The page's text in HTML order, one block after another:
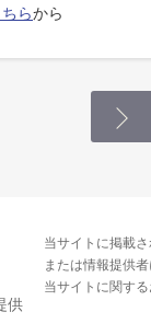
ちらから
供
当サイトに掲載
または情報提供
当サイトに関す